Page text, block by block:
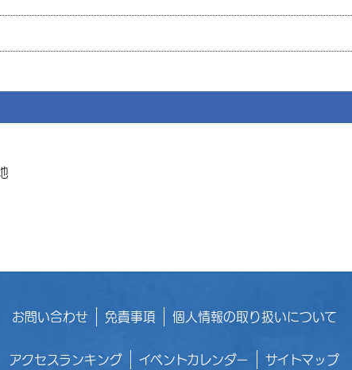
お問い合わせ 免責事項 個人情報の取り扱いについて
アクセスランキング イベントカレンダー サイトマップ